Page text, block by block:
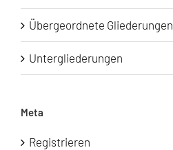
Übergeordnete Gliederungen
Untergliederungen
Meta
Registrieren